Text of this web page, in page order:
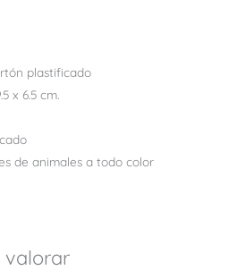
plastificado
x 6.5 cm.
de animales a todo color
valorar